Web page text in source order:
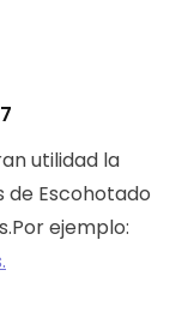
utilidad la
de Escohotado
ejemplo: